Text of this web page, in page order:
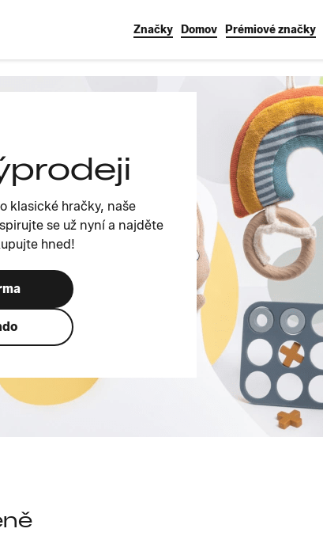
Značky Domov Prémiové značky
klasické hračky, naše
se už nyní a najděte
hned!